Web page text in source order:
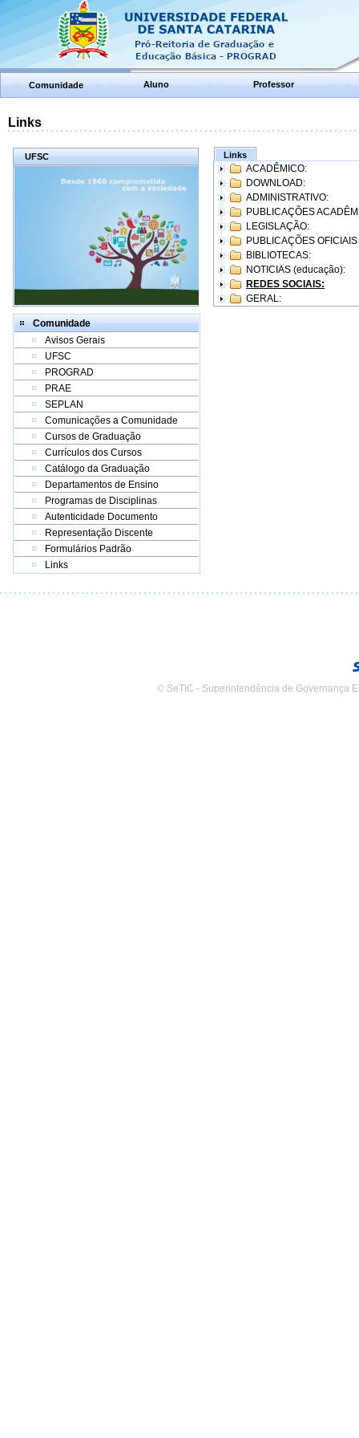
Comunidade Aluno Professor
Links
UFSC
Comunidade
Avisos Gerais
UFSC
PROGRAD
PRAE
SEPLAN
Comunicações a Comunidade
Cursos de Graduação
Currículos dos Cursos
Catálogo da Graduação
Departamentos de Ensino
Programas de Disciplinas
Autenticidade Documento
Representação Discente
Formulários Padrão
Links
Links
ACADÊMICO:
DOWNLOAD:
ADMINISTRATIVO:
PUBLICAÇÕES
LEGISLAÇÃO:
PUBLICAÇÕES
BIBLIOTECAS:
NOTICIAS (educação):
REDES SOCIAIS:
GERAL:
© SeTIC - Superintendência de Governança